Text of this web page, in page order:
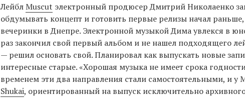
ЛейблMuscut электронный продюсер Дмитрий Николаенко
обдумывать концепт и готовить первые релизы начал
вечеринки в Днепре. Электронной музыкой Дима увлекся в
раз закончил свой первый альбом и не нашел подходящего
— решил основать свой. Планировал как выпускать новые
интересные старые. «Хорошая музыка не имеет срока
временем эти два направления стали самостоятельными, и у
Shukai, ориентированный на выпуск исключительно